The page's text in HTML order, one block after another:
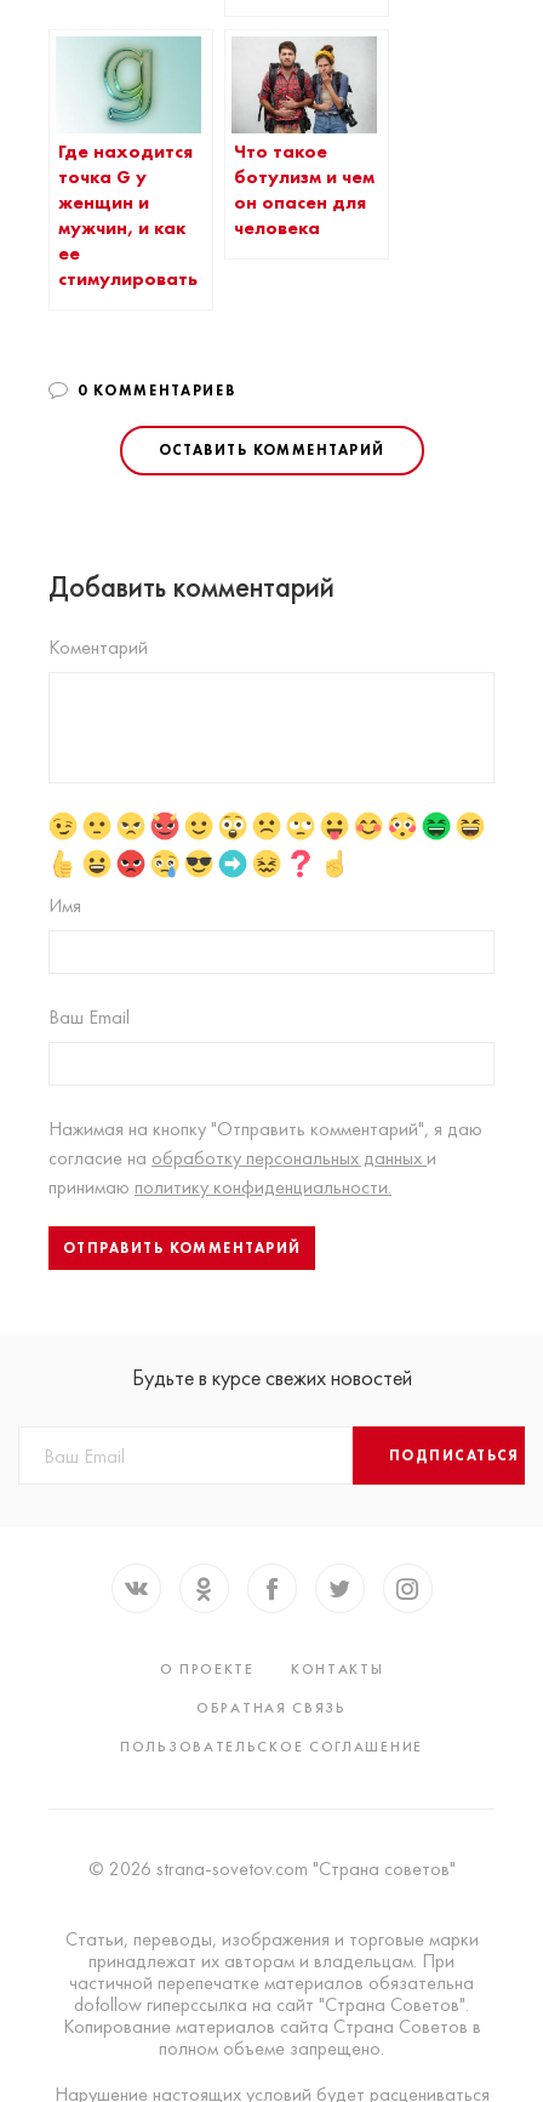
Где находится
точка G у
женщин и
мужчин, и как
ее
стимулировать
Что такое
ботулизм и чем
он опасен для
человека
0 КОММЕНТАРИЕВ
ОСТАВИТЬ КОММЕНТАРИЙ
Добавить комментарий
Коментарий
Имя
Ваш Email
Нажимая на кнопку "Отправить комментарий", я даю
согласие на обработку персональных данных и
принимаю политику конфиденциальности.
Будьте в курсе свежих новостей
ПОДПИСАТЬСЯ
О ПРОЕКТЕ
КОНТАКТЫ
ОБРАТНАЯ СВЯЗЬ
ПОЛЬЗОВАТЕЛЬСКОЕ СОГЛАШЕНИЕ
© 2026 strana-sovetov.com "Страна советов"
Статьи, переводы, изображения и торговые марки
принадлежат их авторам и владельцам. При
частичной перепечатке материалов обязательна
dofollow гиперссылка на сайт "Страна Советов".
Копирование материалов сайта Страна Советов в
полном объеме запрещено.
Нарушение настоящих условий будет расцениваться